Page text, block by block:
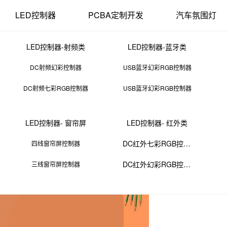
LED控制器
LED控制器-射频类
DC射频幻彩控制器
DC射频七彩RGB控制器
LED控制器-蓝牙类
USB蓝牙幻彩RGB控制器
USB蓝牙幻彩RGB控制器
LED控制器- 窗帘屏
四线窗帘屏控制器
三线窗帘屏控制器
LED控制器- 红外类
DC红外七彩RGB控制器
DC红外幻彩RGB控制器
PCBA定制开发 汽车氛围灯
14 11:43:58 来源：PCBA 次